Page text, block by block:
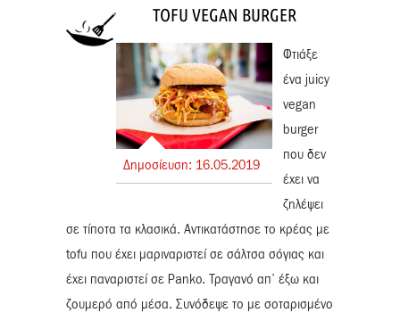
TOFU VEGAN BURGER
Δημοσίευση: 16.05.2019
Φτιάξε
ένα juicy
vegan
burger
που δεν
έχει να
ζηλέψει
σε τίποτα τα κλασικά. Αντικατάστησε το κρέας με
tofu που έχει μαριναριστεί σε σάλτσα σόγιας και
έχει παναριστεί σε Panko. Τραγανό απ’ έξω και
ζουμερό από μέσα. Συνόδεψε το με σοταρισμένο